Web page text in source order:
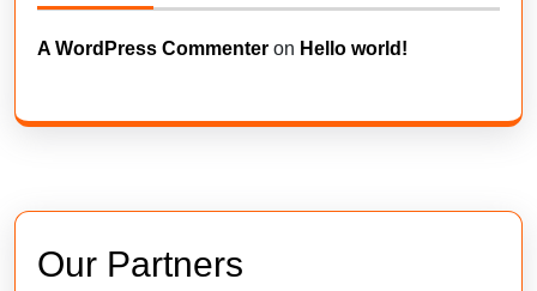
A WordPress Commenter on Hello world!
Our Partners